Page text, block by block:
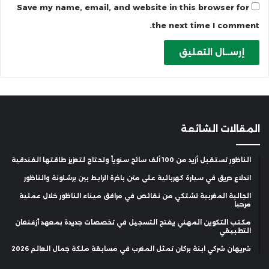
Save my name, email, and website in this browser for
the next time I comment.
المقالات الشائعة
الناظور تستقبل أزيد من 100 ألف سائح سنوياً وتحتاج لتعزيز طاقتها الفندقية
اندلاع حريق في سيارة كهربائية على متن باخرة الرابط بين برشلونة والناظور
الجالية المغربية تشتكي من نقائص في مرافق ميناء الناظور خلال عملية
مرحبا
مكتب التكوين المهني يفتح التسجيل في تخصصات جديدة بمعهد أزغنغان
التطبيقي
شريهان شركي ابنة بركان تمثل المغرب في مسابقة ملكة جمال العالم 2026